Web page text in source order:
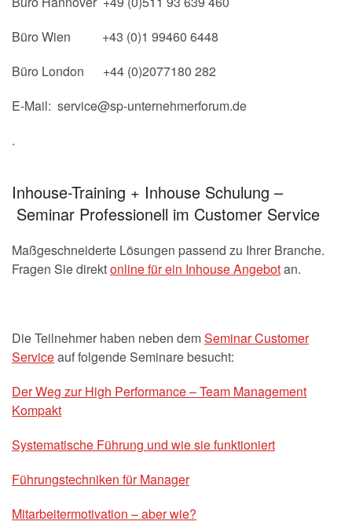
Büro Wien +43 (0)1 99460 6448
Büro London +44 (0)2077180 282
E-Mail: service@sp-unternehmerforum.de
.
Inhouse-Training + Inhouse Schulung –
Seminar Professionell im Customer Service
Maßgeschneiderte Lösungen passend zu Ihrer Branche.
Fragen Sie direktonline für ein Inhouse Angebotan.
Die Teilnehmer haben neben demSeminar Customer
Serviceauf folgende Seminare besucht:
Der Weg zur High Performance – Team Management
Kompakt
Systematische Führung und wie sie funktioniert
Führungstechniken für Manager
Mitarbeitermotivation – aber wie?